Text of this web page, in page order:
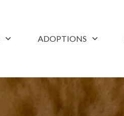
ADOPTIONS